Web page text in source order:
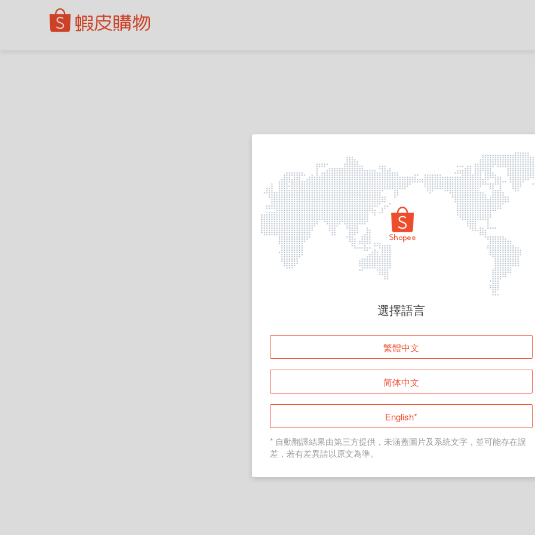
頁面無法顯示
登入
返回首頁
選擇語言
繁體中文
简体中文
English*
* 自動翻譯結果由第三方提供，未涵蓋圖片及系統文字，並可能存在誤
差，若有差異請以原文為準。